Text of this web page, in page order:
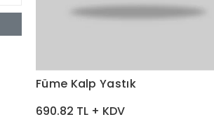
Füme Kalp Yastık
690.82 TL + KDV